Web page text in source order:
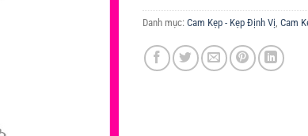
Danh mục: Cam Kẹp - Kẹp Định Vị, Cam